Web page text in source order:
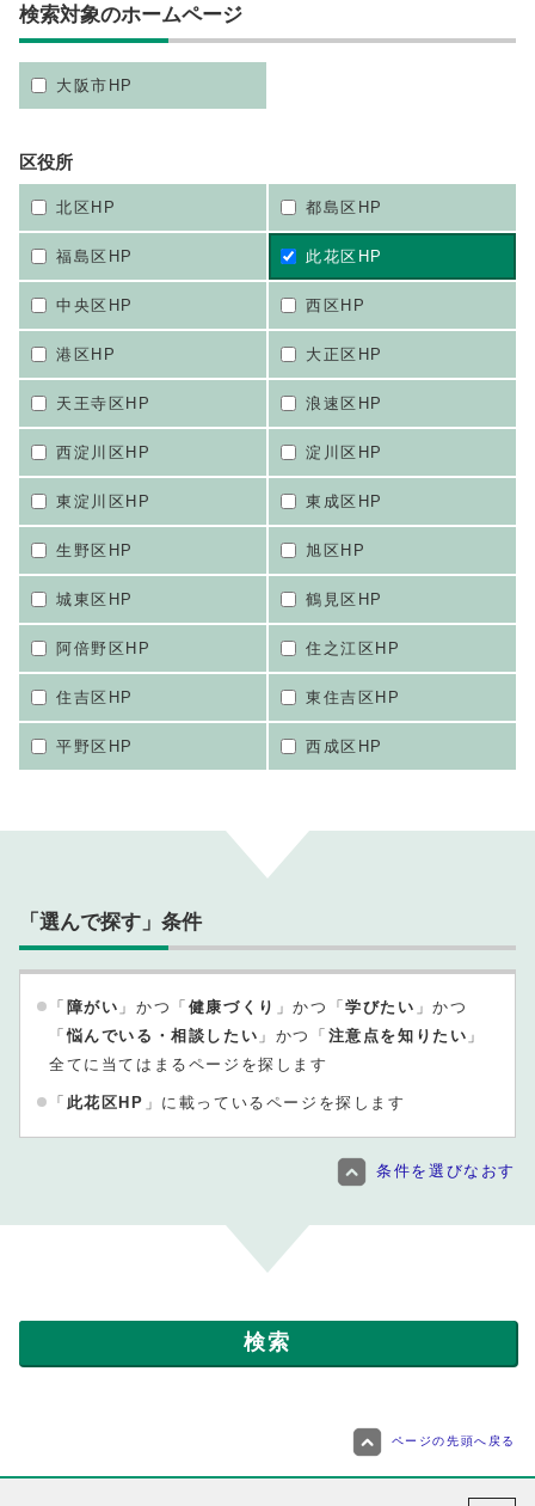
検索対象のホームページ
大阪市HP
区役所
北区HP 都島区HP
福島区HP 此花区HP
中央区HP 西区HP
港区HP 大正区HP
天王寺区HP 浪速区HP
西淀川区HP 淀川区HP
東淀川区HP 東成区HP
生野区HP 旭区HP
城東区HP 鶴見区HP
阿倍野区HP 住之江区HP
住吉区HP 東住吉区HP
平野区HP 西成区HP
「選んで探す」条件
「 障がい 」かつ「 健康づくり 」かつ「学びたい 」かつ
「悩んでいる・相談したい 」かつ「 注意点を知りたい 」
全てに当てはまるページを探します
「 此花区HP 」に載っているページを探します
条件を選びなおす
ページの先頭へ戻る